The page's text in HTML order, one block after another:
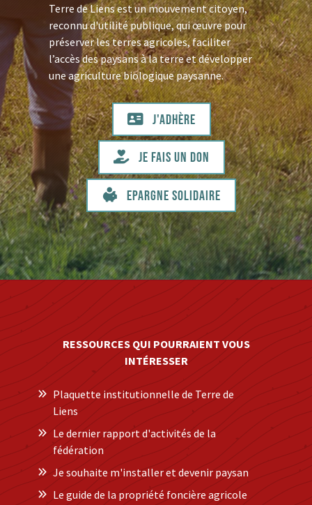
Terre de Liens est un mouvement citoyen,
reconnu d'utilité publique, qui œuvre pour
préserver les terres agricoles, faciliter
l’accès des paysans à la terre et développer
une agriculture biologique paysanne.
J'adhère
Je fais un don
Epargne solidaire
RESSOURCES QUI POURRAIENT VOUS
INTÉRESSER
Plaquette institutionnelle de Terre de
Liens
Le dernier rapport d'activités de la
fédération
Je souhaite m'installer et devenir paysan
Le guide de la propriété foncière agricole